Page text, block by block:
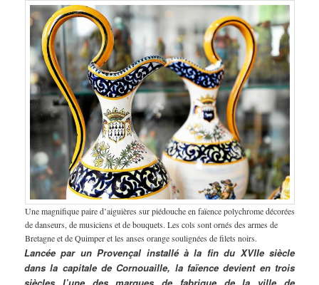
Une magnifique paire d’aiguières sur piédouche en faïence polychrome décorées
de danseurs, de musiciens et de bouquets. Les cols sont ornés des armes de
Bretagne et de Quimper et les anses orange soulignées de filets noirs.
Lancée par un Provençal installé à la fin du XVIIe siècle
dans la capitale de Cornouaille, la faïence devient en trois
siècles l’une des marques de fabrique de la ville de